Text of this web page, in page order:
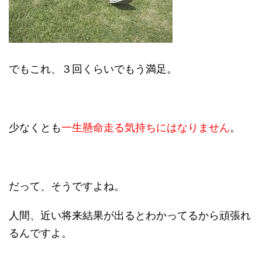
でもこれ、３回くらいでもう満足。
少なくとも一生懸命走る気持ちにはなりません。
だって、そうですよね。
人間、近い将来結果が出るとわかってるから頑張れ
るんですよ。